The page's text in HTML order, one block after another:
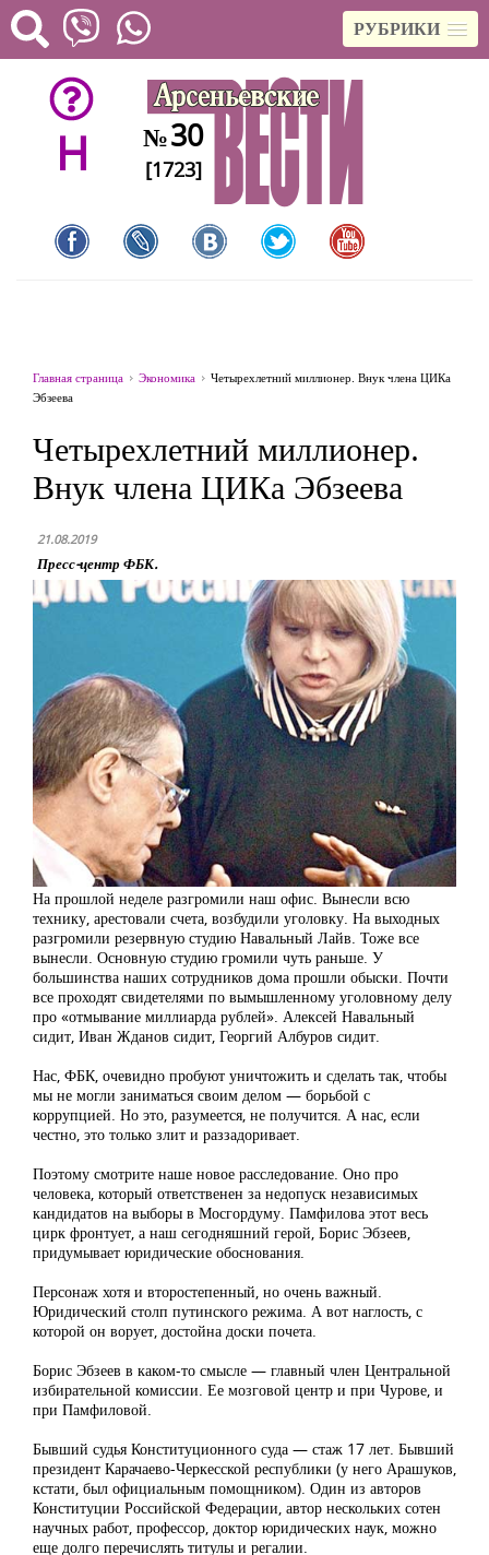
РУБРИКИ
H №30
[1723]
Главная страница Экономика
Четырехлетний миллионер. Внук члена ЦИКа
Эбзеева
Четырехлетний миллионер.
Внук члена ЦИКа Эбзеева
21.08.2019
Пресс-центр ФБК.
На прошлой неделе разгромили наш офис. Вынесли всю
технику, арестовали счета, возбудили уголовку. На выходных
разгромили резервную студию Навальный Лайв. Тоже все
вынесли. Основную студию громили чуть раньше. У
большинства наших сотрудников дома прошли обыски. Почти
все проходят свидетелями по вымышленному уголовному делу
про «отмывание миллиарда рублей». Алексей Навальный
сидит, Иван Жданов сидит, Георгий Албуров сидит.
Нас, ФБК, очевидно пробуют уничтожить и сделать так, чтобы
мы не могли заниматься своим делом — борьбой с
коррупцией. Но это, разумеется, не получится. А нас, если
честно, это только злит и раззадоривает.
Поэтому смотрите наше новое расследование. Оно про
человека, который ответственен за недопуск независимых
кандидатов на выборы в Мосгордуму. Памфилова этот весь
цирк фронтует, а наш сегодняшний герой, Борис Эбзеев,
придумывает юридические обоснования.
Персонаж хотя и второстепенный, но очень важный.
Юридический столп путинского режима. А вот наглость, с
которой он ворует, достойна доски почета.
Борис Эбзеев в каком-то смысле — главный член Центральной
избирательной комиссии. Ее мозговой центр и при Чурове, и
при Памфиловой.
Бывший судья Конституционного суда — стаж 17 лет. Бывший
президент Карачаево-Черкесской республики (у него Арашуков,
кстати, был официальным помощником). Один из авторов
Конституции Российской Федерации, автор нескольких сотен
научных работ, профессор, доктор юридических наук, можно
еще долго перечислять титулы и регалии.